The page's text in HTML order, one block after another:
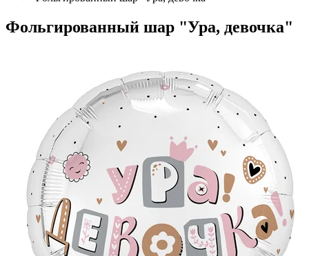
Фольгированный шар "Ура, девочка"